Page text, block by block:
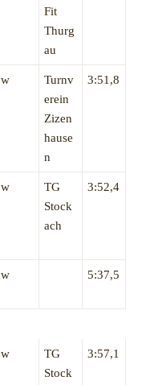
Fit
Thurg
au
w
Turnv
erein
Zizen
hause
n
3:51,8
w
TG
Stock
ach
3:52,4
w 5:37,5
w
TG
Stock
3:57,1